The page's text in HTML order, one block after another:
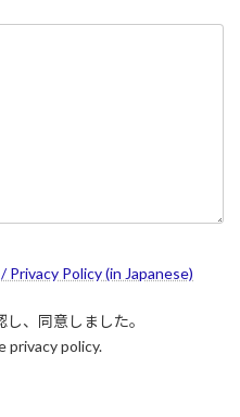
Policy (in Japanese)
、同意しました。
policy.